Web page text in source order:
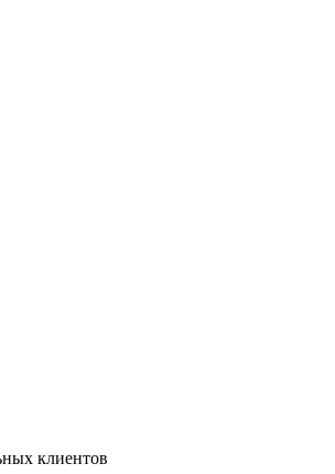
клиентов